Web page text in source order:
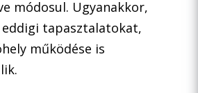
módosul. Ugyanakkor,
eddigi tapasztalatokat,
működése is